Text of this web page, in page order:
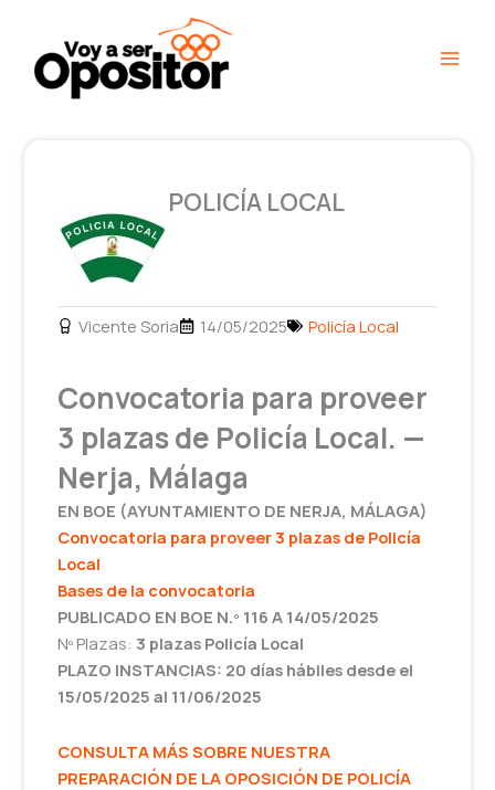
contenido
POLICÍA LOCAL
Vicente Soria 14/05/2025 Policía Local
Convocatoria para proveer
3 plazas de Policía Local. —
Nerja, Málaga
EN BOE (AYUNTAMIENTO DE NERJA, MÁLAGA)
Convocatoria para proveer 3 plazas de Policía
Local
Bases de la convocatoria
PUBLICADO EN BOE N.º 116 A 14/05/2025
Nº Plazas: 3 plazas Policía Local
PLAZO INSTANCIAS: 20 días hábiles desde el
15/05/2025 al 11/06/2025
CONSULTA MÁS SOBRE NUESTRA
PREPARACIÓN DE LA OPOSICIÓN DE POLICÍA